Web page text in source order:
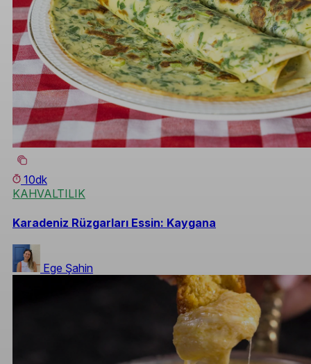
10dk
KAHVALTILIK
Karadeniz Rüzgarları Essin: Kaygana
Ege Şahin